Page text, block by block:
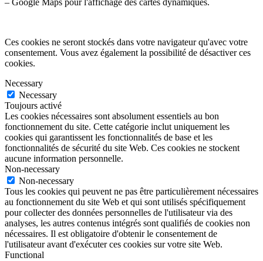
– Google Maps pour l'affichage des cartes dynamiques.
Ces cookies ne seront stockés dans votre navigateur qu'avec votre
consentement. Vous avez également la possibilité de désactiver ces
cookies.
Necessary
Necessary
Toujours activé
Les cookies nécessaires sont absolument essentiels au bon
fonctionnement du site. Cette catégorie inclut uniquement les
cookies qui garantissent les fonctionnalités de base et les
fonctionnalités de sécurité du site Web. Ces cookies ne stockent
aucune information personnelle.
Non-necessary
Non-necessary
Tous les cookies qui peuvent ne pas être particulièrement nécessaires
au fonctionnement du site Web et qui sont utilisés spécifiquement
pour collecter des données personnelles de l'utilisateur via des
analyses, les autres contenus intégrés sont qualifiés de cookies non
nécessaires. Il est obligatoire d'obtenir le consentement de
l'utilisateur avant d'exécuter ces cookies sur votre site Web.
Functional